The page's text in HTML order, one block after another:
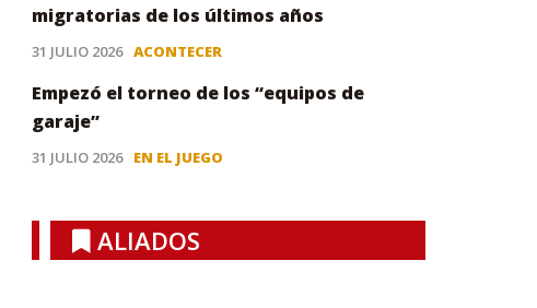
migratorias de los últimos años
31 JULIO 2026 ACONTECER
Empezó el torneo de los “equipos de
garaje”
31 JULIO 2026 EN EL JUEGO
ALIADOS